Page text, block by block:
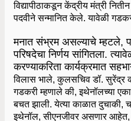
विद्यापीठाकडून केंद्रीय मंत्री
पदवीने सन्मानित केले. यावेळी
मनात संभ्रम असल्याचे म्हटले,
परिषदेचा निर्णय सांगितला.
करण्याकरिता कार्यक्रमात
विलास भाले, कुलसचिव डॉ. सुरेंद्र
गडकरी म्हणाले की, इथेनॉलच्या
बचत झाली. येत्या काळात दुचाकी,
इथेनॉल, सीएनजीवर असणार आहेत,